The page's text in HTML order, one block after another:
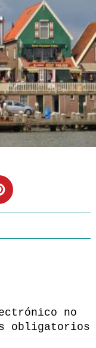
no
obligatorios